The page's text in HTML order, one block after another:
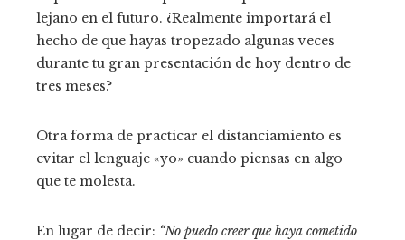
lejano en el futuro. ¿Realmente importará el
hecho de que hayas tropezado algunas veces
durante tu gran presentación de hoy dentro de
tres meses?
Otra forma de practicar el distanciamiento es
evitar el lenguaje «yo» cuando piensas en algo
que te molesta.
En lugar de decir: “No puedo creer que haya cometido